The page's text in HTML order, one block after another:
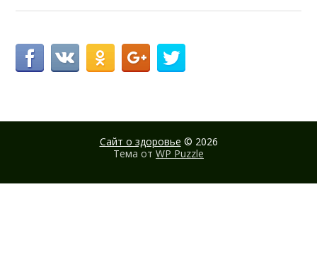
Сайт о здоровье © 2026
Тема от WP Puzzle